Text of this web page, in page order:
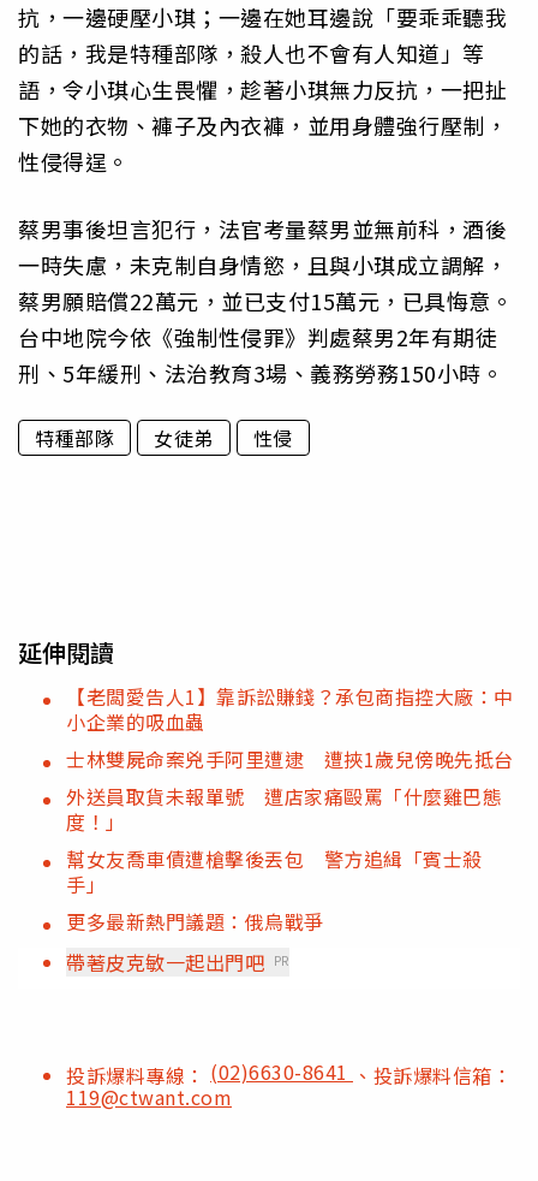
抗，一邊硬壓小琪；一邊在她耳邊說「要乖乖聽我
的話，我是特種部隊，殺人也不會有人知道」等
語，令小琪心生畏懼，趁著小琪無力反抗，一把扯
下她的衣物、褲子及內衣褲，並用身體強行壓制，
性侵得逞。
蔡男事後坦言犯行，法官考量蔡男並無前科，酒後
一時失慮，未克制自身情慾，且與小琪成立調解，
蔡男願賠償22萬元，並已支付15萬元，已具悔意。
台中地院今依《強制性侵罪》判處蔡男2年有期徒
刑、5年緩刑、法治教育3場、義務勞務150小時。
特種部隊 女徒弟 性侵
延伸閱讀
【老闆愛告人1】靠訴訟賺錢？承包商指控大廠：中
小企業的吸血蟲
士林雙屍命案兇手阿里遭逮 遭挾1歲兒傍晚先抵台
外送員取貨未報單號 遭店家痛毆罵「什麼雞巴態
度！」
幫女友喬車債遭槍擊後丟包 警方追緝「賓士殺
手」
更多最新熱門議題：俄烏戰爭
帶著皮克敏一起出門吧 PR
投訴爆料專線： (02)6630-8641 、投訴爆料信箱：
119@ctwant.com